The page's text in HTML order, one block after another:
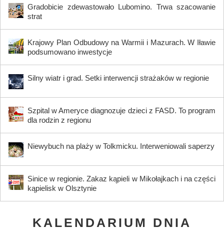
Gradobicie zdewastowało Lubomino. Trwa szacowanie
strat
Krajowy Plan Odbudowy na Warmii i Mazurach. W Iławie
podsumowano inwestycje
Silny wiatr i grad. Setki interwencji strażaków w regionie
Szpital w Ameryce diagnozuje dzieci z FASD. To program
dla rodzin z regionu
Niewybuch na plaży w Tolkmicku. Interweniowali saperzy
Sinice w regionie. Zakaz kąpieli w Mikołajkach i na części
kąpielisk w Olsztynie
KALENDARIUM DNIA